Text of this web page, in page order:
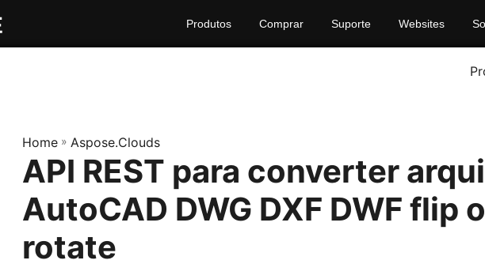
Produtos Comprar Suporte Websites
Home » Aspose.Clouds
API REST para converter
AutoCAD DWG DXF DWF flip
rotate